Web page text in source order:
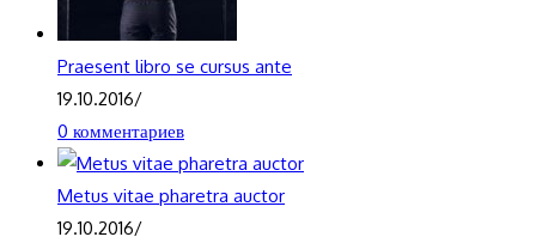
Praesent libro se cursus ante
19.10.2016/
0 комментариев
Metus vitae pharetra auctor
19.10.2016/